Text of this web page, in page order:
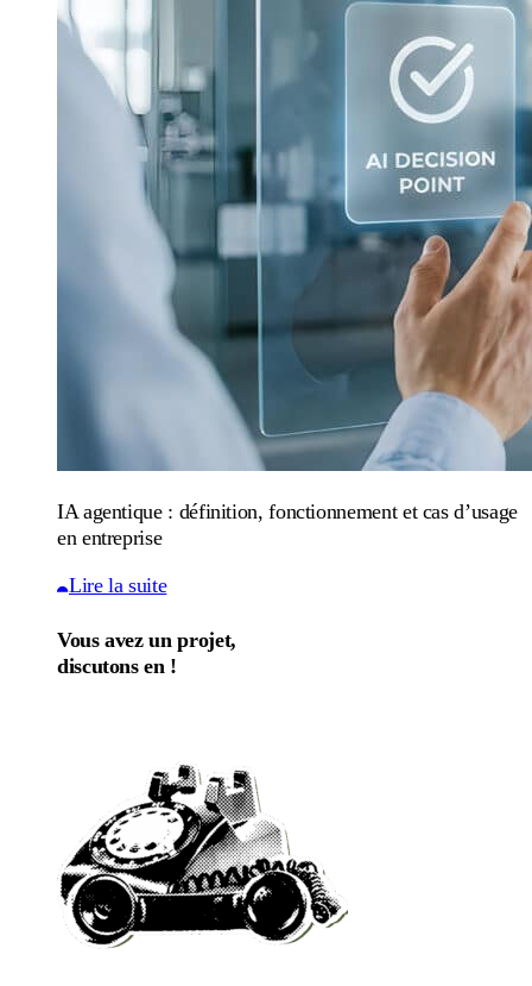
IA agentique : définition, fonctionnement et cas d’usage
en entreprise
Lire la suite
Vous avez un projet,
discutons en !